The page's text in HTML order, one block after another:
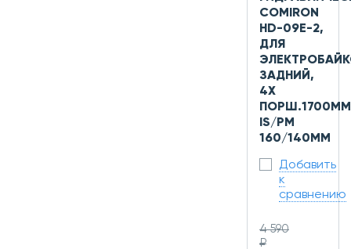
COMIRON
HD-09E-2,
ДЛЯ
ЗАДНИЙ,
4Х
IS/PM
160/140ММ
Добавить
к
сравнению
4 590
₽